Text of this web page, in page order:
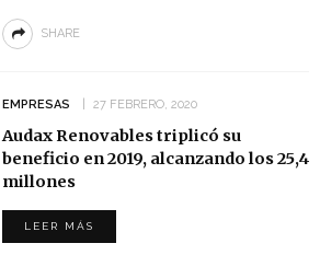
SHARE
EMPRESAS 27 FEBRERO, 2020
Audax Renovables triplicó su
beneficio en 2019, alcanzando los 25,4
millones
LEER MÁS